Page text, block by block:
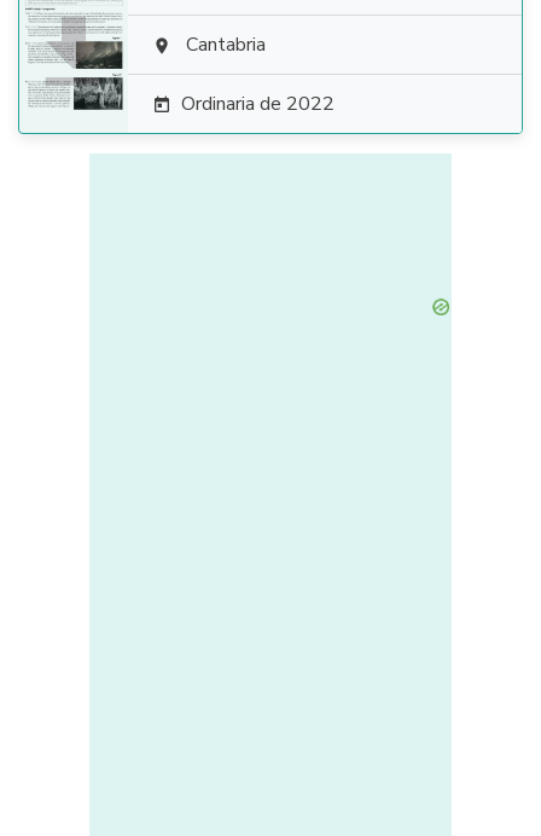
  Cantabria
 Ordinaria de 2022